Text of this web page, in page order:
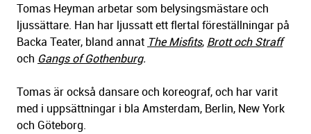
Tomas Heyman arbetar som belysingsmästare och
ljussättare. Han har ljussatt ett flertal föreställningar på
Backa Teater, bland annat The Misfits, Brott och Straff
och Gangs of Gothenburg.
Tomas är också dansare och koreograf, och har varit
med i uppsättningar i bla Amsterdam, Berlin, New York
och Göteborg.